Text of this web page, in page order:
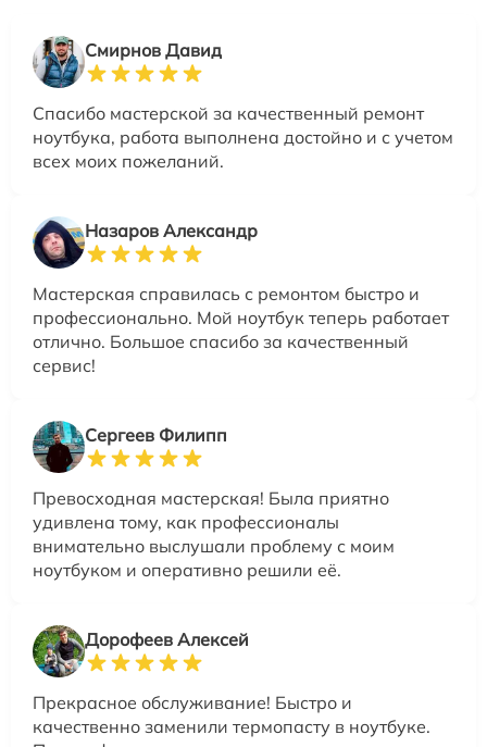
Смирнов Давид
Спасибо мастерской за качественный ремонт
ноутбука, работа выполнена достойно и с учетом
всех моих пожеланий.
Назаров Александр
Мастерская справилась с ремонтом быстро и
профессионально. Мой ноутбук теперь работает
отлично. Большое спасибо за качественный
сервис!
Сергеев Филипп
Превосходная мастерская! Была приятно
удивлена тому, как профессионалы
внимательно выслушали проблему с моим
ноутбуком и оперативно решили её.
Дорофеев Алексей
Прекрасное обслуживание! Быстро и
качественно заменили термопасту в ноутбуке.